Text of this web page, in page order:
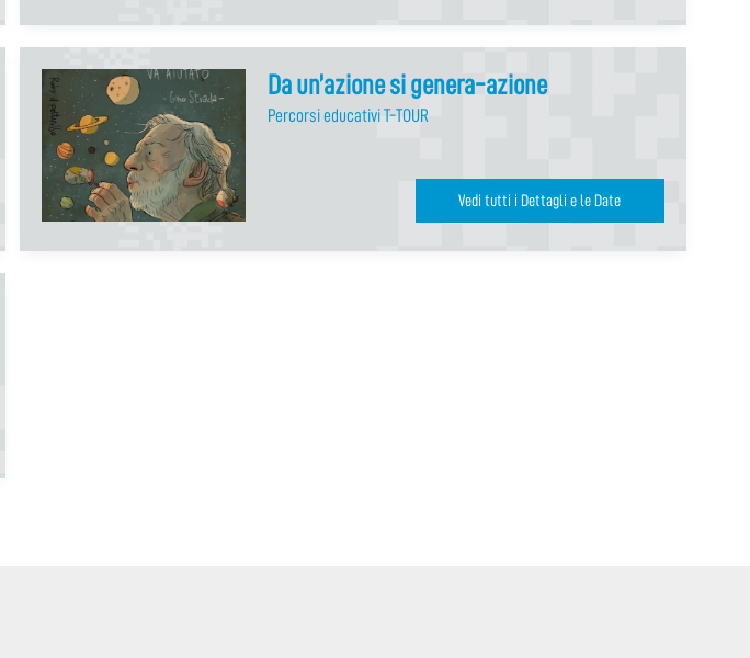
Da un’azione si genera-azione
Percorsi educativi T-TOUR
Vedi tutti i Dettagli e le Date